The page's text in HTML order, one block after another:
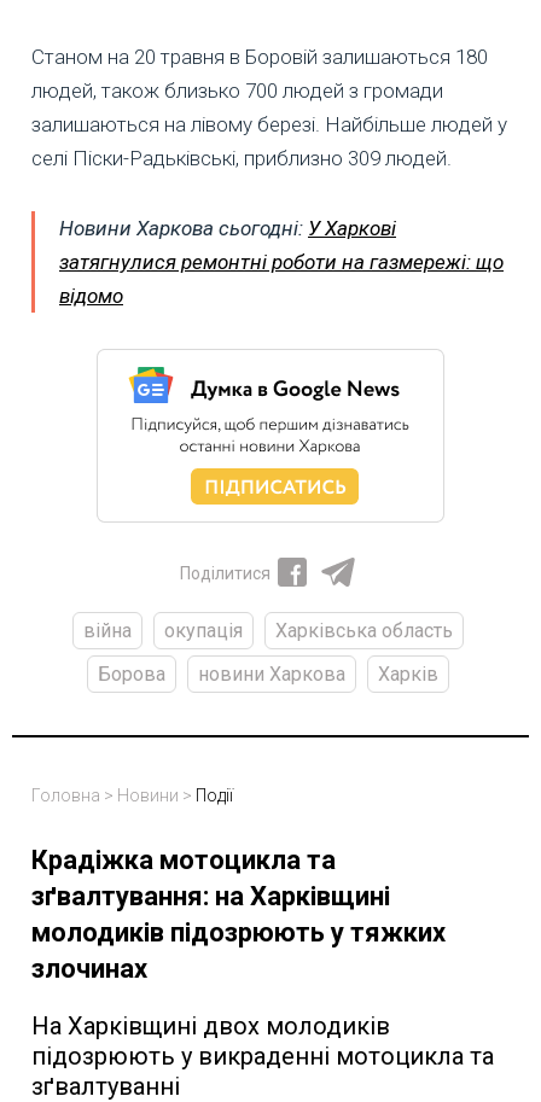
Станом на 20 травня в Боровій залишаються 180
людей, також близько 700 людей з громади
залишаються на лівому березі. Найбільше людей у
селі Піски-Радьківські, приблизно 309 людей.
Новини Харкова сьогодні: У Харкові
затягнулися ремонтні роботи на газмережі: що
відомо
Поділитися
війна окупація
Харківська область
Борова
новини Харкова Харків
Головна > Новини > Події
Крадіжка мотоцикла та
зґвалтування: на Харківщині
молодиків підозрюють у тяжких
злочинах
На Харківщині двох молодиків
підозрюють у викраденні мотоцикла та
зґвалтуванні